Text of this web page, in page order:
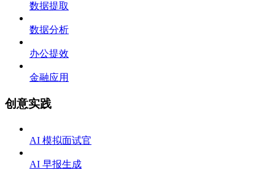
数据提取
数据分析
办公提效
金融应用
创意实践
AI 模拟面试官
AI 早报生成